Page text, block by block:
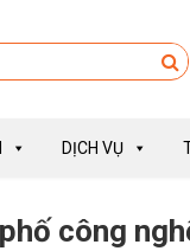
DỊCH VỤ
công